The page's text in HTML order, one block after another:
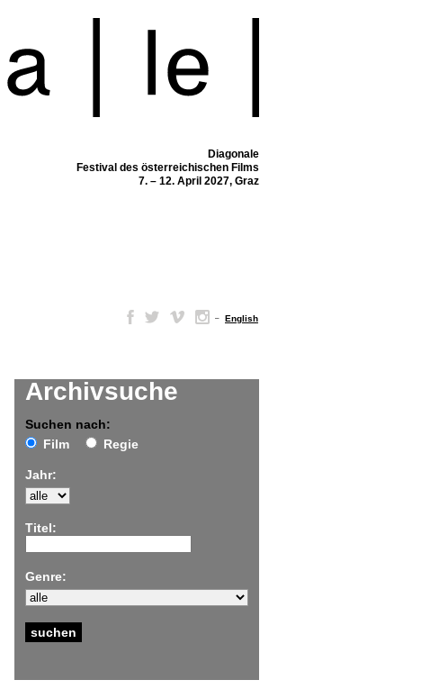
Diagonale
Festival des österreichischen Films
7. – 12. April 2027, Graz
– English
Archivsuche
Suchen nach:
Film
Regie
Jahr:
Titel:
Genre: